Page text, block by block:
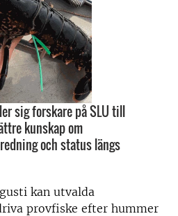
sig forskare på SLU till
kunskap om
och status längs
kan utvalda
provfiske efter hummer